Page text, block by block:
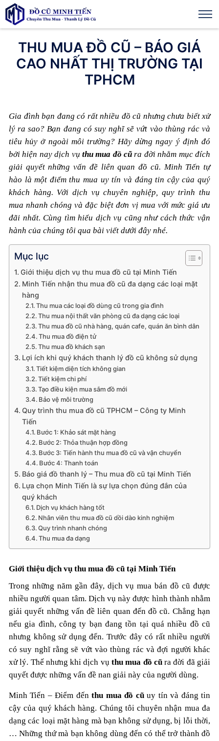
THU MUA ĐỒ CŨ – BÁO GIÁ
CAO NHẤT THỊ TRƯỜNG TẠI
TPHCM
Gia đình bạn đang có rất nhiều đồ cũ nhưng chưa biết xử
lý ra sao? Bạn đang có suy nghĩ sẽ vứt vào thùng rác và
tiêu hủy ở ngoài môi trường? Hãy dừng ngay ý định đó
bởi hiện nay dịch vụ thu mua đồ cũ ra đời nhằm mục đích
giải quyết những vấn đề liên quan đồ cũ. Minh Tiến tự
hào là một điểm thu mua uy tín và đáng tin cậy của quý
khách hàng. Với dịch vụ chuyên nghiệp, quy trình thu
mua nhanh chóng và đặc biệt đơn vị mua với mức giá ưu
đãi nhất. Cùng tìm hiểu dịch vụ cũng như cách thức vận
hành của chúng tôi qua bài viết dưới đây nhé.
Mục lục
Giới thiệu dịch vụ thu mua đồ cũ tại Minh Tiến
Minh Tiến nhận thu mua đồ cũ đa dạng các loại mặt
hàng
Thu mua các loại đồ dùng cũ trong gia đình
Thu mua nội thất văn phòng cũ đa dạng các loại
Thu mua đồ cũ nhà hàng, quán cafe, quán ăn bình dân
Thu mua đồ điện tử
Thu mua đồ khách sạn
Lợi ích khi quý khách thanh lý đồ cũ không sử dụng
Tiết kiệm diện tích không gian
Tiết kiệm chi phí
Tạo điều kiện mua sắm đồ mới
Bảo vệ môi trường
Quy trình thu mua đồ cũ TPHCM – Công ty Minh
Tiến
Bước 1: Khảo sát mặt hàng
Bước 2: Thỏa thuận hợp đồng
Bước 3: Tiến hành thu mua đồ cũ và vận chuyển
Bước 4: Thanh toán
Báo giá đồ thanh lý – Thu mua đồ cũ tại Minh Tiến
Lựa chọn Minh Tiến là sự lựa chọn đúng đắn của
quý khách
Dịch vụ khách hàng tốt
Nhân viên thu mua đồ cũ dồi dào kinh nghiệm
Quy trình nhanh chóng
Thu mua đa dạng
Giới thiệu dịch vụ thu mua đồ cũ tại Minh Tiến
Trong những năm gần đây, dịch vụ mua bán đồ cũ được
nhiều người quan tâm. Dịch vụ này được hình thành nhằm
giải quyết những vấn đề liên quan đến đồ cũ. Chẳng hạn
nếu gia đình, công ty bạn đang tồn tại quá nhiều đồ cũ
nhưng không sử dụng đến. Trước đây có rất nhiều người
có suy nghĩ rằng sẽ vứt vào thùng rác và đợi người khác
xử lý. Thế nhưng khi dịch vụ thu mua đồ cũra đời đã giải
quyết được những vấn đề nan giải này của người dùng.
Minh Tiến – Điểm đếnthu mua đồ cũuy tín và đáng tin
cậy của quý khách hàng. Chúng tôi chuyên nhận mua đa
dạng các loại mặt hàng mà bạn không sử dụng, bị lỗi thời,
… Những thứ mà bạn không dùng đến có thể trở thành đồ